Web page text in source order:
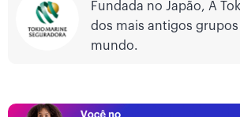
Fundada no Japão, A
dos mais antigos
mundo.